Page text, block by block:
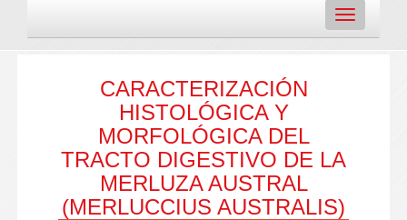
Toggle
navigation
CARACTERIZACIÓN
HISTOLÓGICA Y
MORFOLÓGICA DEL
TRACTO DIGESTIVO DE LA
MERLUZA AUSTRAL
(MERLUCCIUS AUSTRALIS)